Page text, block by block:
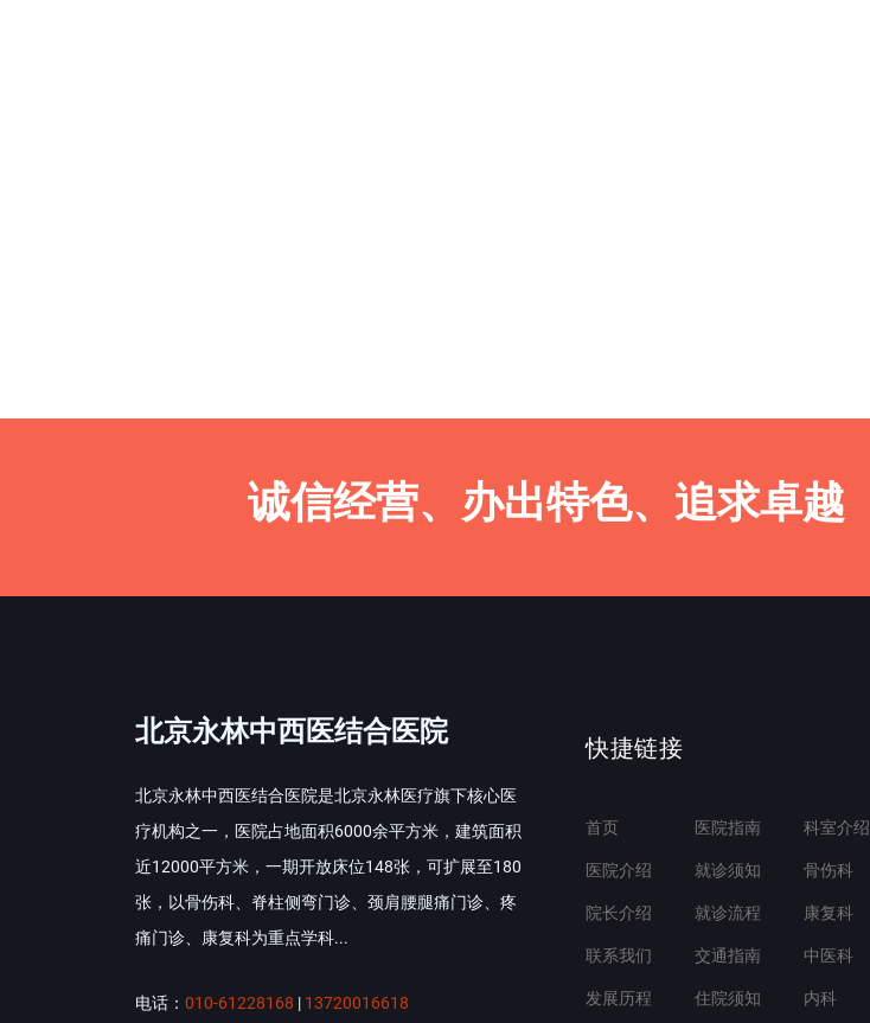
诚信经营、办出特色、追求卓越
北京永林中西医结合医院
北京永林中西医结合医院是北京永林医疗旗下核心医
疗机构之一，医院占地面积6000余平方米，建筑面积
近12000平方米，一期开放床位148张，可扩展至180
张，以骨伤科、脊柱侧弯门诊、颈肩腰腿痛门诊、疼
痛门诊、康复科为重点学科...
电话： 010-61228168 | 13720016618
快捷链接
首页
医院介绍
院长介绍
联系我们
发展历程
医院指南
就诊须知
就诊流程
交通指南
住院须知
科室介绍
骨伤科
康复科
中医科
内科